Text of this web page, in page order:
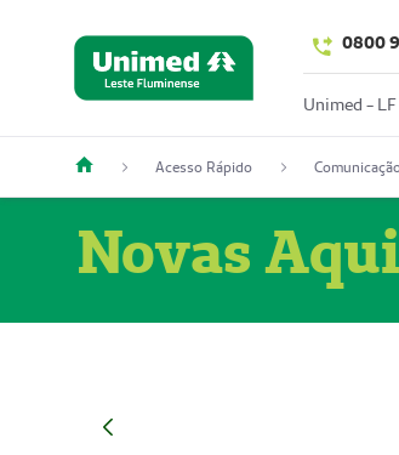
0800
Unimed - LF
Acesso Rápido
Novas